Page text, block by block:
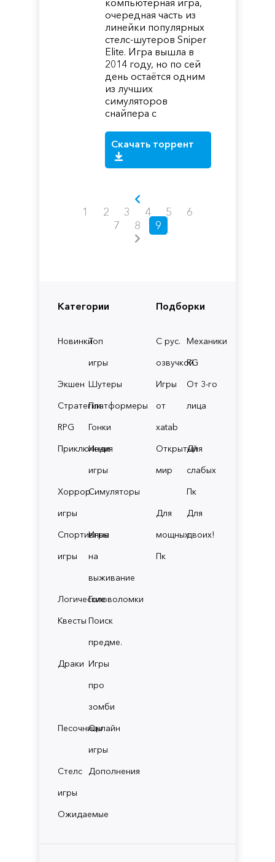
Категории
НовинкиТоп
игры
Экшен Шутеры
СтратегииПлатформеры
RPG
Гонки
Приключения
Инди
игры
Хоррор
игры
Симуляторы
Спортивные
игры
Игры
на
выживание
ЛогическиеГоловоломки
Квесты Поиск
предме.
Драки Игры
про
зомби
ПесочницыОнлайн
игры
Стелс
игры
Дополнения
Ожидаемые
Подборки
С рус.
озвучкой
Механики
RG
Игры
от
xatab
От 3-го
лица
Открытый
мир
Для
слабых
Пк
Для
мощных
Пк
Для
двоих!
компьютерная игра,
очередная часть из
линейки популярных
стелс-шутеров Sniper
Elite. Игра вышла в
2014 году, но по сей
день остаётся одним
из лучших
симуляторов
снайпера с
Скачать торрент
1 2 3 4 5
6
7
8 9